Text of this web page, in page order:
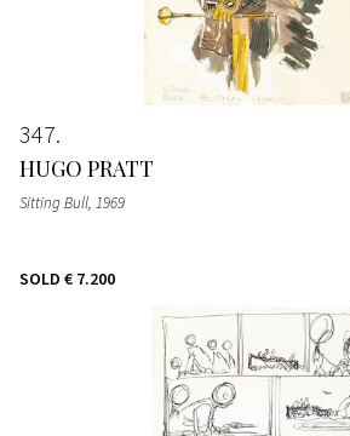
347
HUGO PRATT
Sitting Bull, 1969
SOLD € 7.200